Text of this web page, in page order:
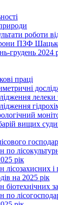
роботи
ПЗФ
грудень 2024
праці
лелеки
вищих
по
рік
лісозахисних
на 2025 рік
біотехнічних
по